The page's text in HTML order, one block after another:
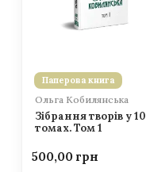
Паперова книга
Ольга Кобилянська
Зібрання творів у 10
томах. Том 1
500,00